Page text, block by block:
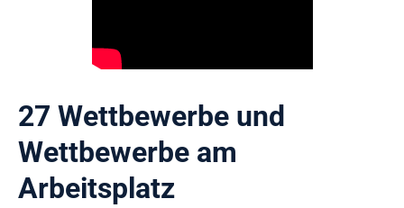
27 Wettbewerbe und
Wettbewerbe am
Arbeitsplatz